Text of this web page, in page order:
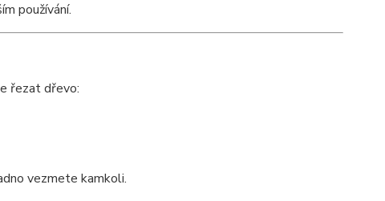
používání.
řezat dřevo:
vezmete kamkoli.